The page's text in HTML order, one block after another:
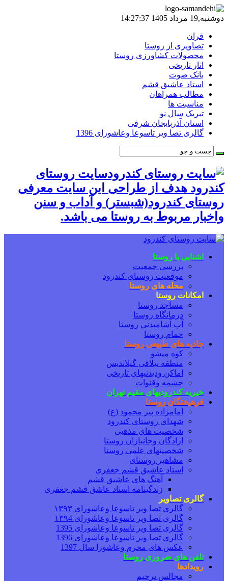
دوشنبه,19 مرداد 1405 14:27:37
قران
تصاویری از روستا
محصولات کشاورزی روستا
اثار تاریخی
بانک صوت
استاد عاشیق قشم
مطالب همراهان
مناسبت ها
تبریک سال نو
استان آذربایجان شرقی
گالری تصا ویر تاسوعا وعاشورای 1396
سایت روستای
کندرود هدف از طراحی این سایت معرفی
روستای کندرود(شبستر) و آداب و سنن
واخبار مربوط به روستا می باشد.
اشنایی با روستا
بررسی جمعیت
موقعیت روستای کندرود
محله های روستا
امکانات روستا
مساجد روستا
درمانگاه روستا
آب آشامیدنی روستا
حمام روستا
جاذبه های طبیعی روستا
کوه میشو
منطقه ییلاقی گیلاندیس
اماکن ودیدنیهای تاریخی
چشمه وقنوات
خیریه کندرودیهای مقیم تهران
فرهیختگان روستا
امامزاده پیر محمود (ع)
شهدای روستای کندرود
شخصیت های مذهبی
ازادگان وجانبازان روستا
شخصیتهای علمی روستا
مشاهیر روستای
استاد عاشیق قشم جعفری
آهنگ های عاشیق قشم
زندگینامه استاد عاشق قشم جعفری
گالری تصاویر
گالری تصا ویر تاسوعا وعاشورای ۱۳۹۳
گالری تصا ویر تاسوعا وعاشورای ۱۳۹4
گالری تصا ویر تاسوعا وعاشورای 1395
گالری تصا ویر تاسوعا وعاشورای 1396
عکس های محرم وعاشورا سال 1397
تلفن های ضروری روستا
رویدادها
مجالس ترحیم